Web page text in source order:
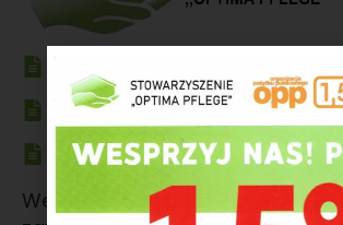
Polityka prywatności
Klauzula informacyjna
Adres Autenti
Wewnętrzny adres Autenti e-